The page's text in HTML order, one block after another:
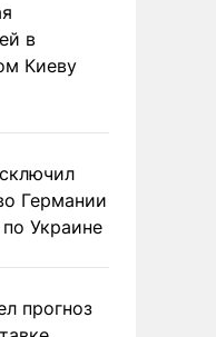
в
Киеву
Германии
Украине
прогноз